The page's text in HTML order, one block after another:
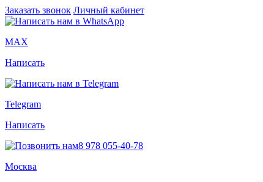
Заказать звонок Личный кабинет
MAX
Написать
Telegram
Написать
8 978 055-40-78
Москва